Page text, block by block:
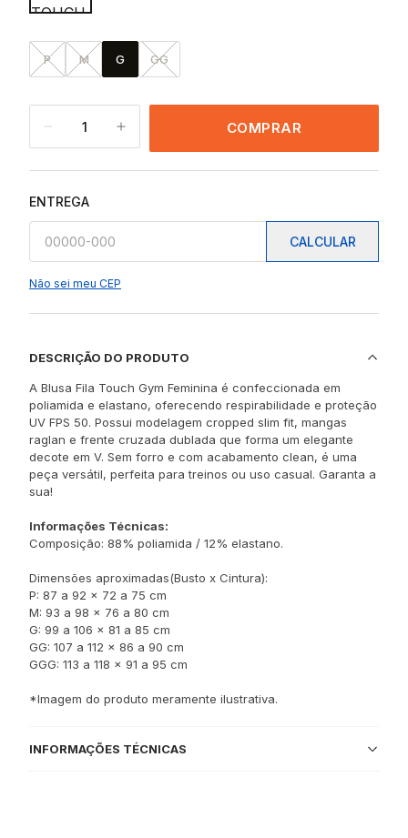
P M G GG
1 COMPRAR
ENTREGA
CALCULAR
Não sei meu CEP
DESCRIÇÃO DO PRODUTO
A Blusa Fila Touch Gym Feminina é confeccionada em
poliamida e elastano, oferecendo respirabilidade e proteção
UV FPS 50. Possui modelagem cropped slim fit, mangas
raglan e frente cruzada dublada que forma um elegante
decote em V. Sem forro e com acabamento clean, é uma
peça versátil, perfeita para treinos ou uso casual. Garanta a
sua!
Informações Técnicas:
Composição: 88% poliamida / 12% elastano.
Dimensões aproximadas(Busto x Cintura):
P: 87 a 92 x 72 a 75 cm
M: 93 a 98 x 76 a 80 cm
G: 99 a 106 x 81 a 85 cm
GG: 107 a 112 x 86 a 90 cm
GGG: 113 a 118 x 91 a 95 cm
*Imagem do produto meramente ilustrativa.
INFORMAÇÕES TÉCNICAS